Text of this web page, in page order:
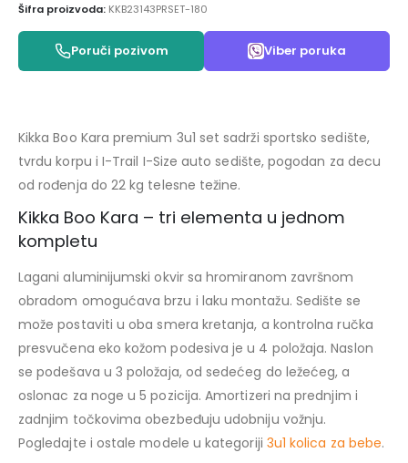
Šifra proizvoda: KKB23143PRSET-180
Poruči pozivom Viber poruka
Kikka Boo Kara premium 3u1 set sadrži sportsko sedište,
tvrdu korpu i I-Trail I-Size auto sedište, pogodan za decu
od rođenja do 22 kg telesne težine.
Kikka Boo Kara – tri elementa u jednom
kompletu
Lagani aluminijumski okvir sa hromiranom završnom
obradom omogućava brzu i laku montažu. Sedište se
može postaviti u oba smera kretanja, a kontrolna ručka
presvučena eko kožom podesiva je u 4 položaja. Naslon
se podešava u 3 položaja, od sedećeg do ležećeg, a
oslonac za noge u 5 pozicija. Amortizeri na prednjim i
zadnjim točkovima obezbeđuju udobniju vožnju.
Pogledajte i ostale modele u kategoriji 3u1 kolica za bebe.